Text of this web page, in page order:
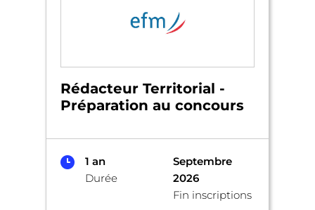
Rédacteur Territorial -
Préparation au concours
1 an
Durée
Septembre
2026
Fin inscriptions